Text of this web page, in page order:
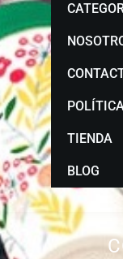
TIENDA
BLOG